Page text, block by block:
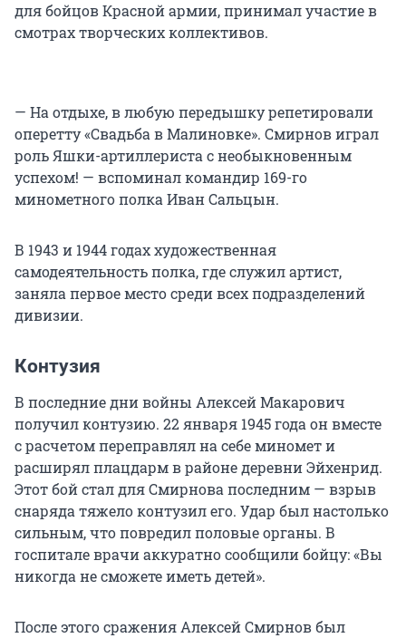
для бойцов Красной армии, принимал участие в
смотрах творческих коллективов.
— На отдыхе, в любую передышку репетировали
оперетту «Свадьба в Малиновке». Смирнов играл
роль Яшки-артиллериста с необыкновенным
успехом! — вспоминал командир 169-го
минометного полка Иван Сальцын.
В 1943 и 1944 годах художественная
самодеятельность полка, где служил артист,
заняла первое место среди всех подразделений
дивизии.
Контузия
В последние дни войны Алексей Макарович
получил контузию. 22 января 1945 года он вместе
с расчетом переправлял на себе миномет и
расширял плацдарм в районе деревни Эйхенрид.
Этот бой стал для Смирнова последним — взрыв
снаряда тяжело контузил его. Удар был настолько
сильным, что повредил половые органы. В
госпитале врачи аккуратно сообщили бойцу: «Вы
никогда не сможете иметь детей».
После этого сражения Алексей Смирнов был